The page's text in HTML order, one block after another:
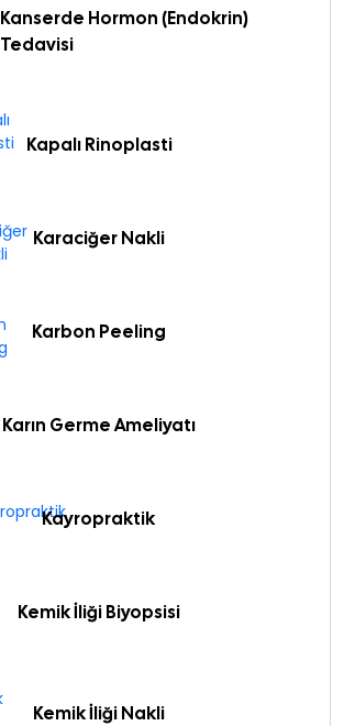
Kanserde Hormon (Endokrin)
Tedavisi
Kapalı Rinoplasti
Karaciğer Nakli
Karbon Peeling
Karın Germe Ameliyatı
Kayropraktik
Kemik İliği Biyopsisi
Kemik İliği Nakli